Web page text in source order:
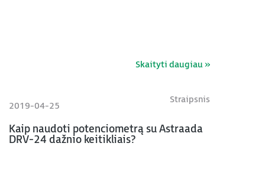
Skaityti daugiau »
Straipsnis
2019-04-25
Kaip naudoti potenciometrą su Astraada
DRV-24 dažnio keitikliais?